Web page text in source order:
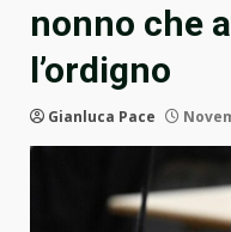
nonno che
l’ordigno
Gianluca Pace